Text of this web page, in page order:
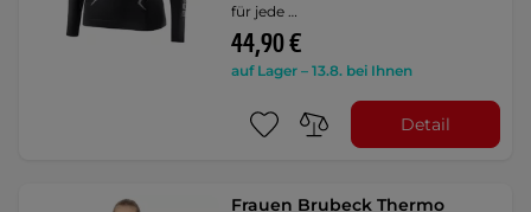
für jede …
44,90 €
auf Lager – 13.8. bei Ihnen
Detail
Frauen Brubeck Thermo